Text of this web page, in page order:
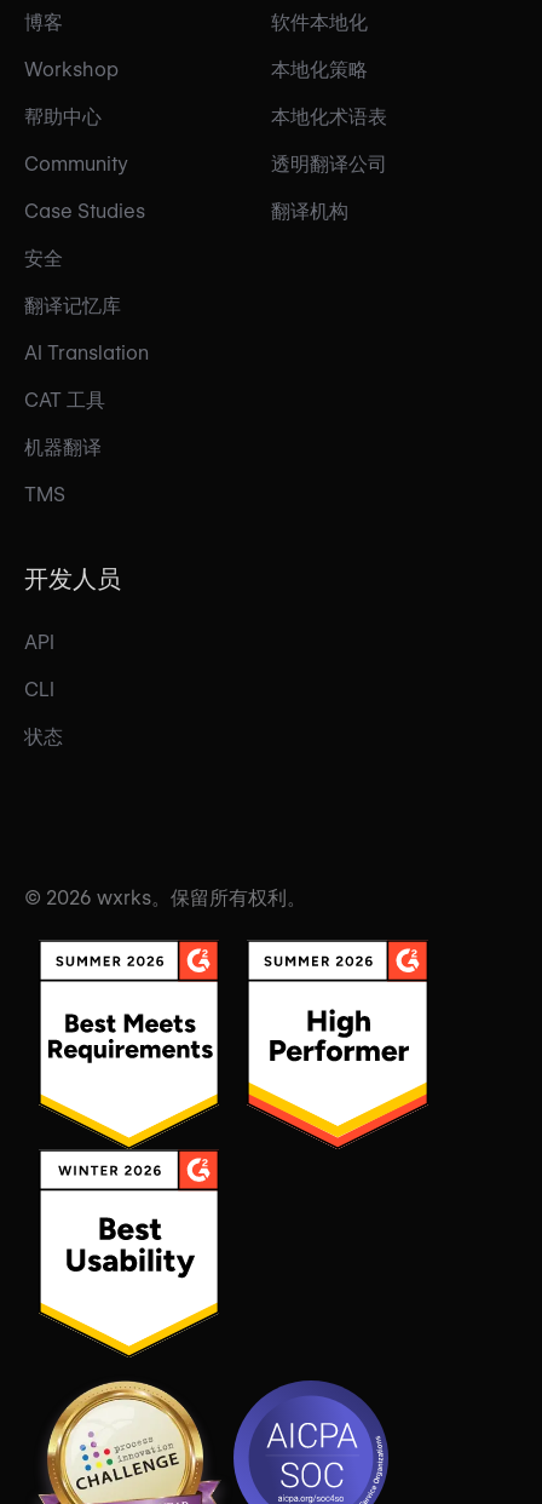
博客
Workshop
帮助中心
Community
Case Studies
安全
翻译记忆库
AI Translation
CAT 工具
机器翻译
TMS
软件本地化
本地化策略
本地化术语表
透明翻译公司
翻译机构
开发人员
API
CLI
状态
© 2026 wxrks。保留所有权利。